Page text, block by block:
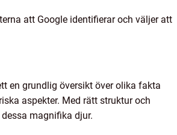
att Google identifierar och väljer att
en grundlig översikt över olika fakta
aspekter. Med rätt struktur och
magnifika djur.